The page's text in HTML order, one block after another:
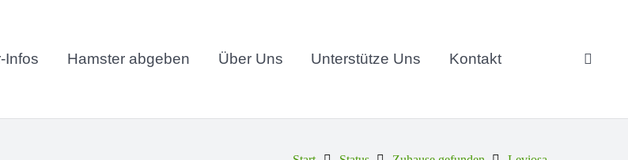
Infos Hamster abgeben Über Uns Unterstütze Uns Kontakt